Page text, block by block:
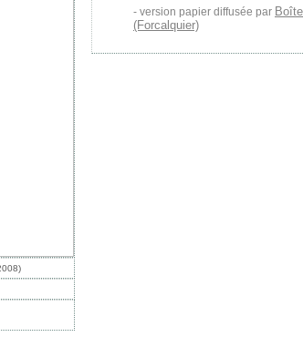
version papier diffusée par
(Forcalquier)